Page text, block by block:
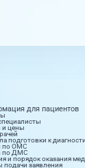
для пациентов
и цены
подготовки к
по ОМС
по ДМС
и порядок оказания
заявления